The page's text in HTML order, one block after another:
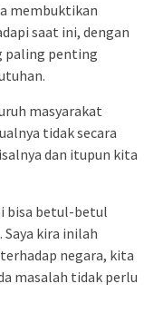
membuktikan
saat ini, dengan
paling penting
masyarakat
tidak secara
dan itupun kita
bisa betul-betul
kira inilah
negara, kita
masalah tidak perlu